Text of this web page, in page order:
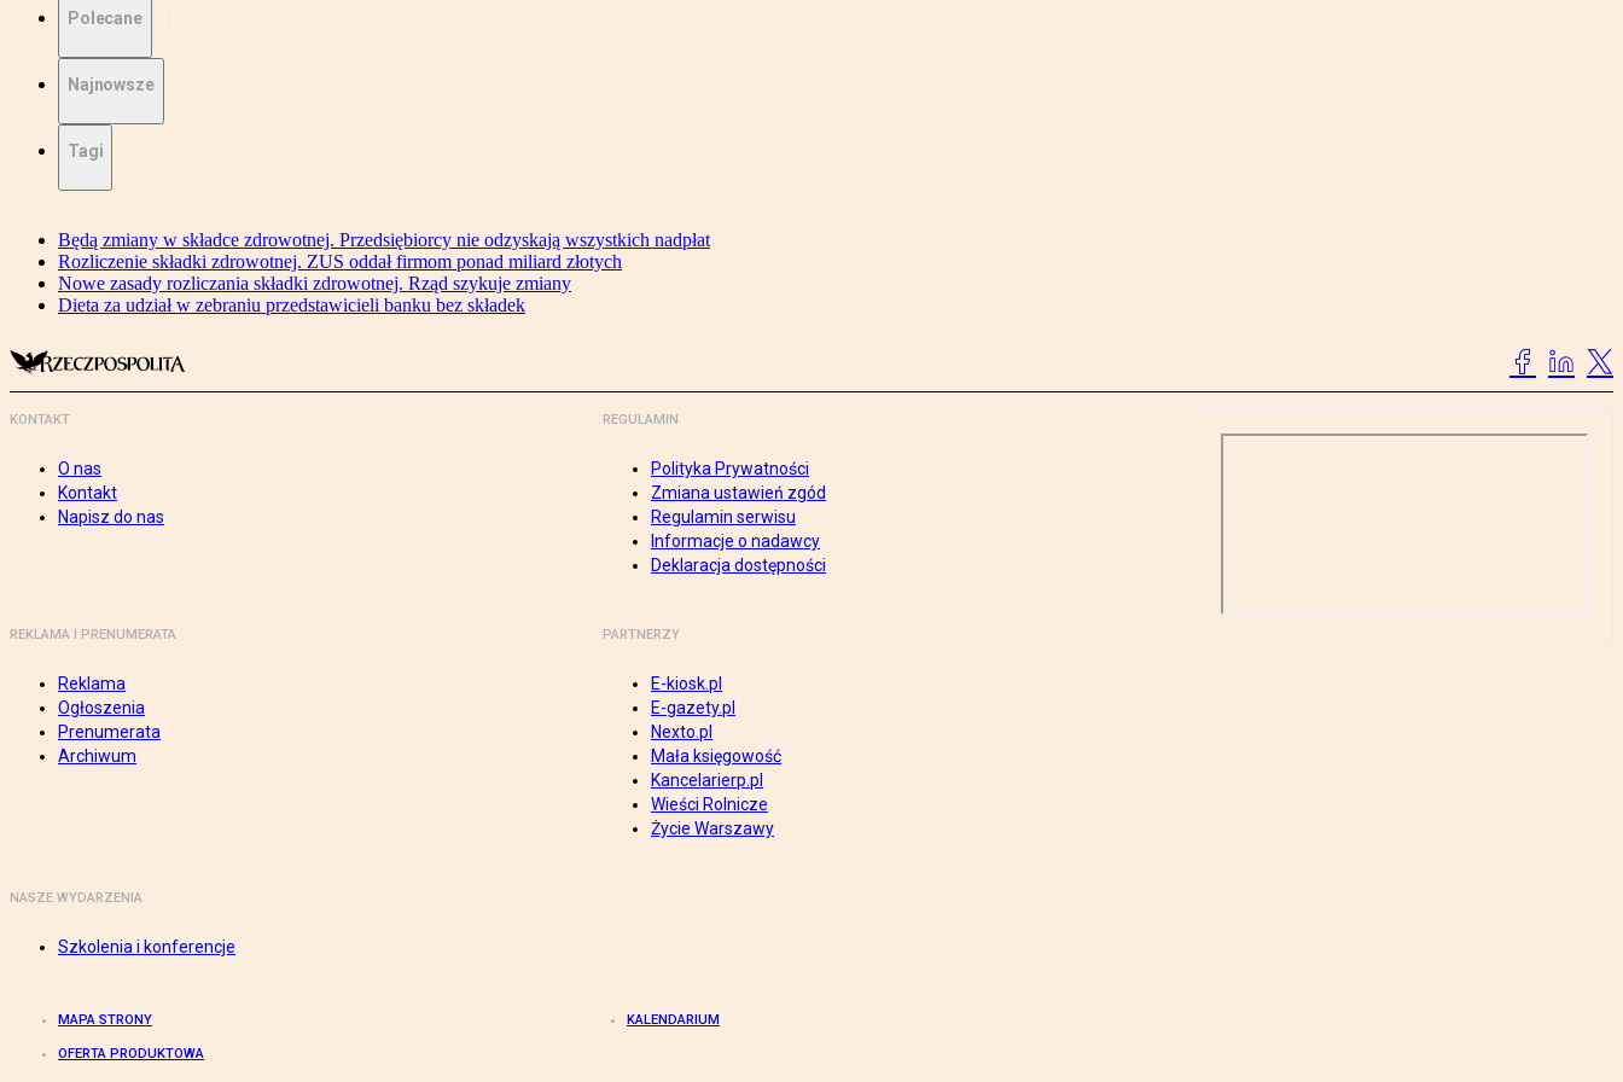
Polecane
Najnowsze
Tagi
Będą zmiany w składce zdrowotnej. Przedsiębiorcy nie odzyskają wszystkich nadpłat
Rozliczenie składki zdrowotnej. ZUS oddał firmom ponad miliard złotych
Nowe zasady rozliczania składki zdrowotnej. Rząd szykuje zmiany
Dieta za udział w zebraniu przedstawicieli banku bez składek
KONTAKT
O nas
Kontakt
Napisz do nas
REGULAMIN
Polityka Prywatności
Zmiana ustawień zgód
Regulamin serwisu
Informacje o nadawcy
Deklaracja dostępności
REKLAMA I PRENUMERATA
Reklama
Ogłoszenia
Prenumerata
Archiwum
PARTNERZY
E-kiosk.pl
E-gazety.pl
Nexto.pl
Mała księgowość
Kancelarierp.pl
Wieści Rolnicze
Życie Warszawy
NASZE WYDARZENIA
Szkolenia i konferencje
MAPA STRONY KALENDARIUM
OFERTA PRODUKTOWA